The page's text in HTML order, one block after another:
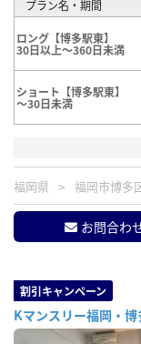
プラン名・期間
ロング【博多駅東】
30日以上～360日未満
ショート【博多駅東】
～30日未満
福岡県 福岡市博多
お問合わ
割引キャンペーン
Kマンスリー福岡・